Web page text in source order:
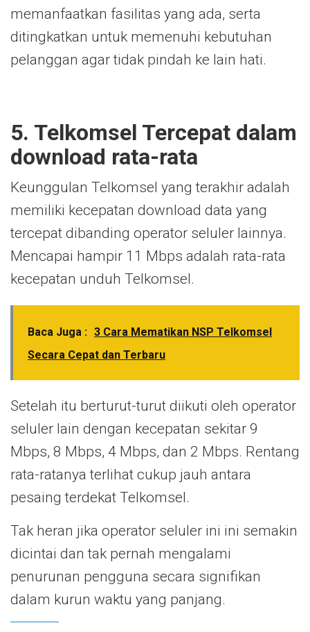
memanfaatkan fasilitas yang ada, serta
ditingkatkan untuk memenuhi kebutuhan
pelanggan agar tidak pindah ke lain hati.
5. Telkomsel Tercepat dalam
download rata-rata
Keunggulan Telkomsel yang terakhir adalah
memiliki kecepatan download data yang
tercepat dibanding operator seluler lainnya.
Mencapai hampir 11 Mbps adalah rata-rata
kecepatan unduh Telkomsel.
Baca Juga : 3 Cara Mematikan NSP Telkomsel
Secara Cepat dan Terbaru
Setelah itu berturut-turut diikuti oleh operator
seluler lain dengan kecepatan sekitar 9
Mbps, 8 Mbps, 4 Mbps, dan 2 Mbps. Rentang
rata-ratanya terlihat cukup jauh antara
pesaing terdekat Telkomsel.
Tak heran jika operator seluler ini ini semakin
dicintai dan tak pernah mengalami
penurunan pengguna secara signifikan
dalam kurun waktu yang panjang.